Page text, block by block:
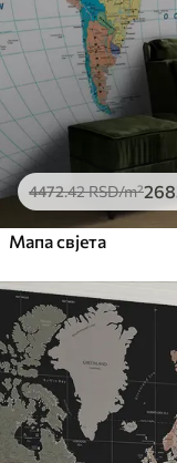
4472.42RSD/m²
Мапа свјета